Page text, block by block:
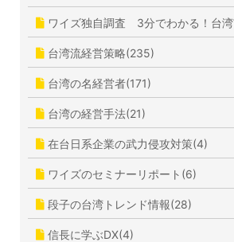
ワイズ独自調査 3分でわかる！台
台湾流経営策略(235)
台湾の名経営者(171)
台湾の経営手法(21)
在台日系企業の武力侵攻対策(4)
ワイズのセミナーリポート(6)
段子の台湾トレンド情報(28)
信長に学ぶDX(4)